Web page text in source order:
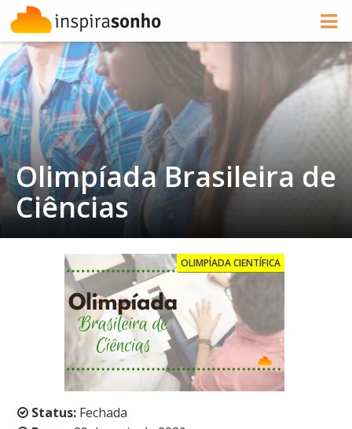
Olimpíada Brasileira de
Ciências
OLIMPÍADA CIENTÍFICA
Status: Fechada